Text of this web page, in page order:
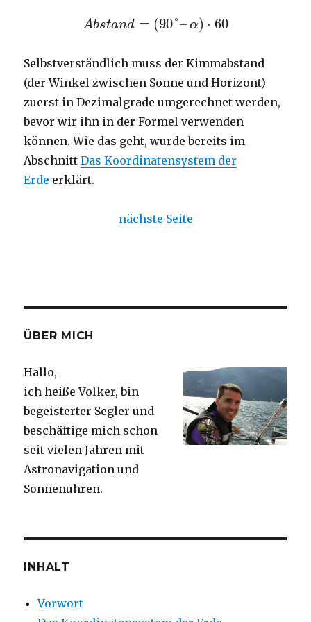
Abstand = (90°–α) ⋅ 60
Selbstverständlich muss der Kimmabstand
(der Winkel zwischen Sonne und Horizont)
zuerst in Dezimalgrade umgerechnet werden,
bevor wir ihn in der Formel verwenden
können. Wie das geht, wurde bereits im
AbschnittDas Koordinatensystem der
Erde erklärt.
nächste Seite
ÜBER MICH
Hallo,
ich heiße Volker, bin
begeisterter Segler und
beschäftige mich schon
seit vielen Jahren mit
Astronavigation und
Sonnenuhren.
INHALT
Vorwort